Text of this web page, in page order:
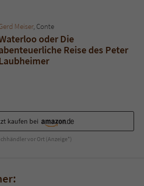
Meiser, Conte
oder Die
Reise des Peter
kaufen bei
vor Ort (Anzeige*)